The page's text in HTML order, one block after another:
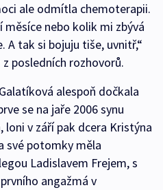
ale odmítla chemoterapii.
nebo kolik mi zbývá
A tak si bojuju tiše, uvnitř,“
posledních rozhovorů.
alespoň dočkala
se na jaře 2006 synu
loni v září pak dcera Kristýna
své potomky měla
Ladislavem Frejem, s
angažmá v